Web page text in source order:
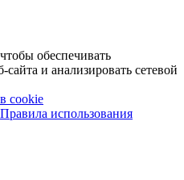
обеспечивать
и анализировать сетевой
cookie
Правила использования